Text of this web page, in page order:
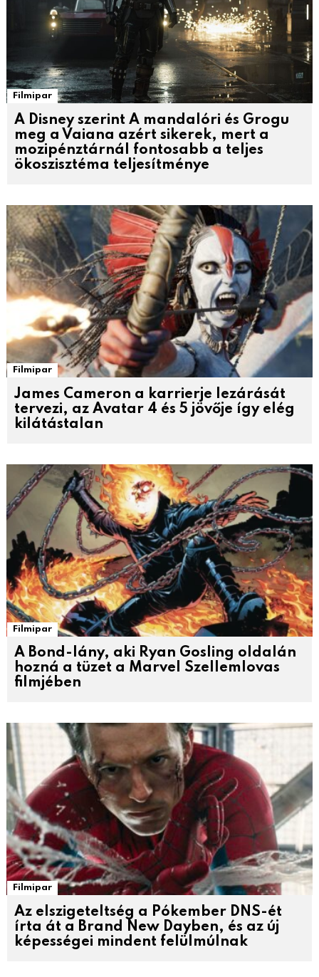
Filmipar
A Disney szerint A mandalóri és Grogu
meg a Vaiana azért sikerek, mert a
mozipénztárnál fontosabb a teljes
ökoszisztéma teljesítménye
Filmipar
James Cameron a karrierje lezárását
tervezi, az Avatar 4 és 5 jövője így elég
kilátástalan
Filmipar
A Bond-lány, aki Ryan Gosling oldalán
hozná a tüzet a Marvel Szellemlovas
filmjében
Filmipar
Az elszigeteltség a Pókember DNS-ét
írta át a Brand New Dayben, és az új
képességei mindent felülmúlnak